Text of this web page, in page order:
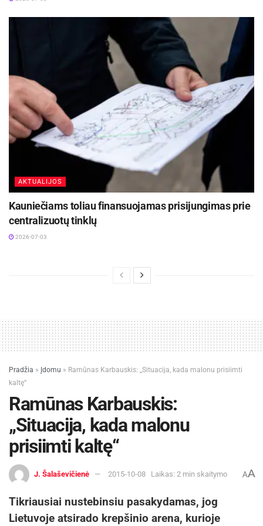
AKTUALIJOS
Kauniečiams toliau finansuojamas prisijungimas prie
centralizuotų tinklų
2026-07-03
Pradžia » Įdomu » Ramūnas Karbauskis: „Situacija, kada malonu prisiimti
kaltę“
Ramūnas Karbauskis:
„Situacija, kada malonu
prisiimti kaltę“
J. Šalaševičienė 2015-10-08 Laikas: 2 min skaitymo AA
Tikriausiai nustebinsiu pasakydamas, jog
Lietuvoje atsirado krepšinio arena, kurioje